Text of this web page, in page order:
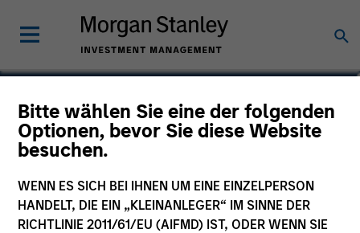
Bitte wählen Sie eine der folgenden
Optionen, bevor Sie diese Website
besuchen.
WENN ES SICH BEI IHNEN UM EINE EINZELPERSON
HANDELT, DIE EIN „KLEINANLEGER“ IM SINNE DER
RICHTLINIE 2011/61/EU (AIFMD) IST, ODER WENN SIE
Ranjit Kapila
Co-President and Chief Operating
Officer, Parametric